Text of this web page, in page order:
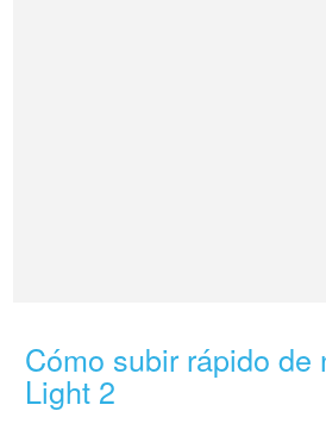
Cómo subir rápido de
Light 2